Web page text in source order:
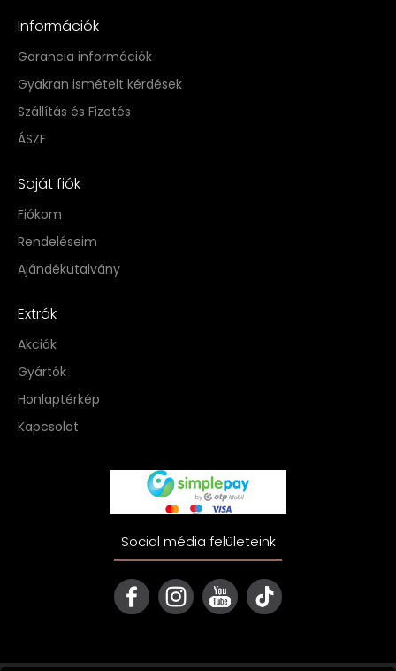
Információk
Garancia információk
Gyakran ismételt kérdések
Szállítás és Fizetés
ÁSZF
Saját fiók
Fiókom
Rendeléseim
Ajándékutalvány
Extrák
Akciók
Gyártók
Honlaptérkép
Kapcsolat
Social média felületeink